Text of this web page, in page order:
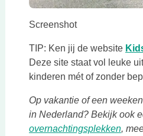
Screenshot
TIP: Ken jij de website
Deze site staat vol leuke
kinderen mét of zonder
Op vakantie of een
in Nederland? Bekijk ook
overnachtingsplekken,